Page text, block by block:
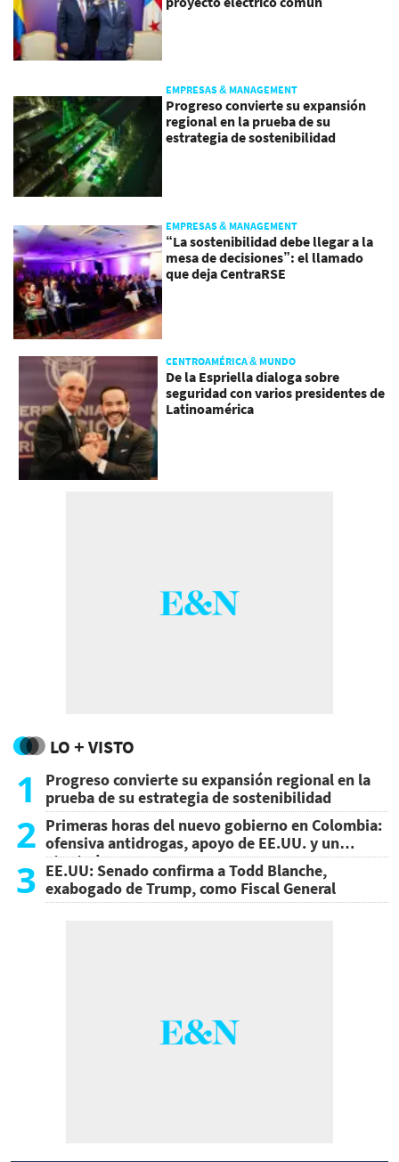
EMPRESAS & MANAGEMENT
Progreso convierte su expansión
regional en la prueba de su
estrategia de sostenibilidad
EMPRESAS & MANAGEMENT
“La sostenibilidad debe llegar a la
mesa de decisiones”: el llamado
que deja CentraRSE
CENTROAMÉRICA & MUNDO
De la Espriella dialoga sobre
seguridad con varios presidentes de
Latinoamérica
LO + VISTO
1
Progreso convierte su expansión regional en la
prueba de su estrategia de sostenibilidad
2 Primeras horas del nuevo gobierno en Colombia:
ofensiva antidrogas, apoyo de EE.UU. y un
atentado
3 EE.UU: Senado confirma a Todd Blanche,
exabogado de Trump, como Fiscal General